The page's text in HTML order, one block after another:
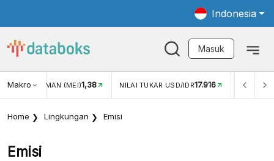
Indonesia
Masuk
MakroWISMAN (MEI)1,38 NILAI TUKAR USD/IDR17.916 INFLASI
Home Lingkungan Emisi
Emisi